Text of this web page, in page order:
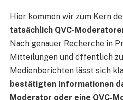
Hier kommen wir zum Kern
tatsächlich QVC-
Nach genauer Recherche in
Mitteilungen und öffentlich
Medienberichten lässt sich
bestätigten Informationen
Moderator oder eine QVC-